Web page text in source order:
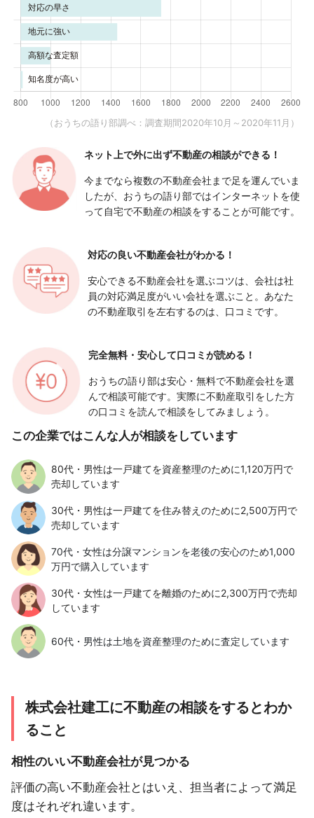
（おうちの語り部調べ：調査期間2020年10月～2020年11月）
ネット上で外に出ず不動産の相談ができる！
今までなら複数の不動産会社まで足を運んでいま
したが、おうちの語り部ではインターネットを使
って自宅で不動産の相談をすることが可能です。
対応の良い不動産会社がわかる！
安心できる不動産会社を選ぶコツは、会社は社
員の対応満足度がいい会社を選ぶこと。あなた
の不動産取引を左右するのは、口コミです。
完全無料・安心して口コミが読める！
おうちの語り部は安心・無料で不動産会社を選
んで相談可能です。実際に不動産取引をした方
の口コミを読んで相談をしてみましょう。
この企業ではこんな人が相談をしています
80代・男性は一戸建てを資産整理のために1,120万円で
売却しています
30代・男性は一戸建てを住み替えのために2,500万円で
売却しています
70代・女性は分譲マンションを老後の安心のため1,000
万円で購入しています
30代・女性は一戸建てを離婚のために2,300万円で売却
しています
60代・男性は土地を資産整理のために査定しています
株式会社建工に不動産の相談をするとわか
ること
相性のいい不動産会社が見つかる
評価の高い不動産会社とはいえ、担当者によって満足
度はそれぞれ違います。